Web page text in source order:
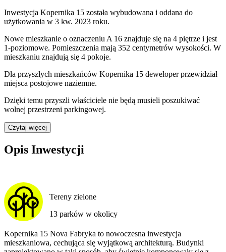
Inwestycja Kopernika 15 została wybudowana i oddana do
użytkowania w 3 kw. 2023 roku.
Nowe mieszkanie o oznaczeniu A 16 znajduje się na 4 piętrze i jest
1-poziomowe. Pomieszczenia mają 352 centymetrów wysokości. W
mieszkaniu znajdują się 4 pokoje.
Dla przyszłych mieszkańców Kopernika 15 deweloper przewidział
miejsca postojowe naziemne.
Dzięki temu przyszli właściciele nie będą musieli poszukiwać
wolnej przestrzeni parkingowej.
Czytaj więcej
Opis Inwestycji
Tereny zielone
13 parków w okolicy
Kopernika 15 Nova Fabryka to nowoczesna inwestycja
mieszkaniowa, cechująca się wyjątkową architekturą. Budynki